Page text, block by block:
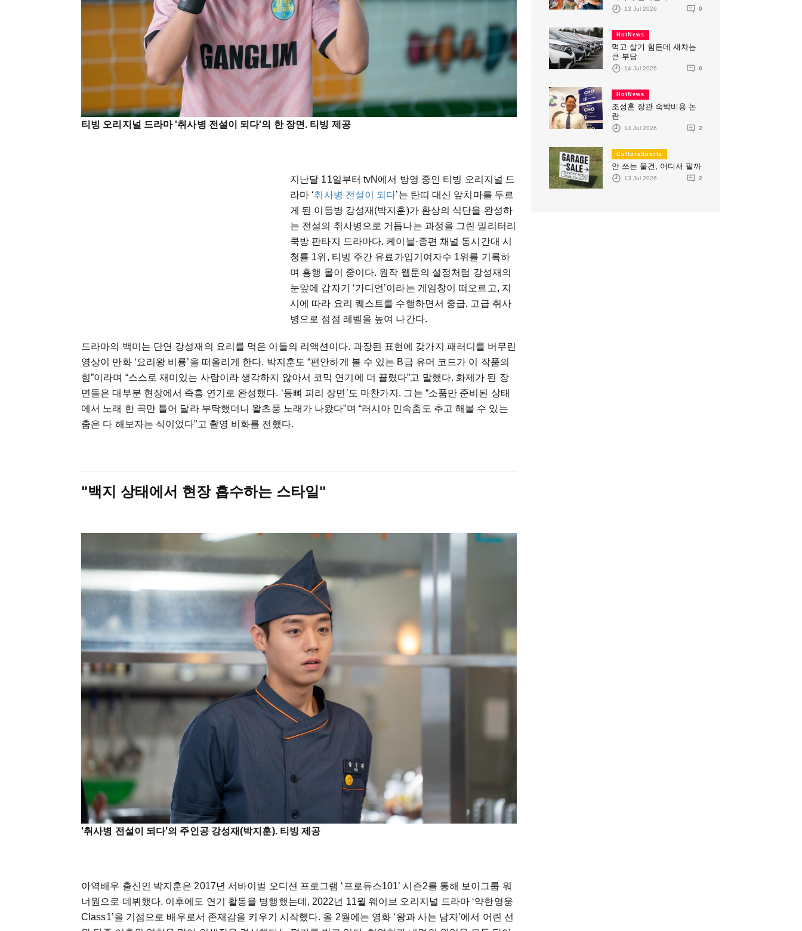
티빙 오리지널 드라마 '취사병 전설이 되다'의 한 장면. 티빙 제공
지난달 11일부터 tvN에서 방영 중인 티빙 오리지널 드
라마 ‘취사병 전설이 되다’는 탄띠 대신 앞치마를 두르
게 된 이등병 강성재(박지훈)가 환상의 식단을 완성하
는 전설의 취사병으로 거듭나는 과정을 그린 밀리터리
쿡방 판타지 드라마다. 케이블·종편 채널 동시간대 시
청률 1위, 티빙 주간 유료가입기여자수 1위를 기록하
며 흥행 몰이 중이다. 원작 웹툰의 설정처럼 강성재의
눈앞에 갑자기 ‘가디언’이라는 게임창이 떠오르고, 지
시에 따라 요리 퀘스트를 수행하면서 중급, 고급 취사
병으로 점점 레벨을 높여 나간다.
드라마의 백미는 단연 강성재의 요리를 먹은 이들의 리액션이다. 과장된 표현에 갖가지 패러디를 버무린
영상이 만화 ‘요리왕 비룡’을 떠올리게 한다. 박지훈도 “편안하게 볼 수 있는 B급 유머 코드가 이 작품의
힘”이라며 “스스로 재미있는 사람이라 생각하지 않아서 코믹 연기에 더 끌렸다”고 말했다. 화제가 된 장
면들은 대부분 현장에서 즉흥 연기로 완성했다. ‘등뼈 피리 장면’도 마찬가지. 그는 “소품만 준비된 상태
에서 노래 한 곡만 틀어 달라 부탁했더니 왈츠풍 노래가 나왔다”며 “러시아 민속춤도 추고 해볼 수 있는
춤은 다 해보자는 식이었다”고 촬영 비화를 전했다.
"백지 상태에서 현장 흡수하는 스타일"
'취사병 전설이 되다'의 주인공 강성재(박지훈). 티빙 제공
아역배우 출신인 박지훈은 2017년 서바이벌 오디션 프로그램 ‘프로듀스101’ 시즌2를 통해 보이그룹 워
너원으로 데뷔했다. 이후에도 연기 활동을 병행했는데, 2022년 11월 웨이브 오리지널 드라마 ‘약한영웅
Class1’을 기점으로 배우로서 존재감을 키우기 시작했다. 올 2월에는 영화 ‘왕과 사는 남자’에서 어린 선
13 Jul 2026 0
HotNews
먹고 살기 힘든데 새차는
큰 부담
14 Jul 2026 0
HotNews
조성훈 장관 숙박비용 논
란
14 Jul 2026 2
CultureSports
안 쓰는 물건, 어디서 팔까
13 Jul 2026 2